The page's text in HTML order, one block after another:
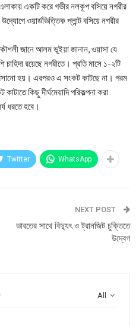
একটি করে গভীর নলকূপ বসিয়ে নগরীর
ওয়ার্ডভিত্তিক প্লান্ট বসিয়ে নগরীর
জানে আলম ভূইয়া জানান, ওয়াসা যে
চাহিদা রয়েছে নগরীতে। প্রতি মাসে ১-২টি
হয়। এরপরও এ সংকট কাটছে না। গরম
কিছু দীর্ঘমেয়াদি পরিকল্পনা করা
ধরতে হবে।
Twitter WhatsApp
NEXT POST
ভারতের সাথে বিদ্যুৎ ও ট্রানজিট চুক্তিতে
উদ্বেগ
All